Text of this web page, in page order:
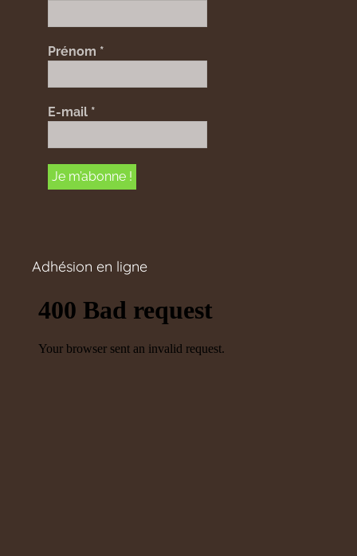
Prénom *
E-mail *
Adhésion en ligne